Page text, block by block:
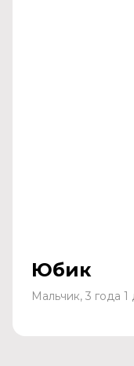
Юбик
Мальчик, 3 года